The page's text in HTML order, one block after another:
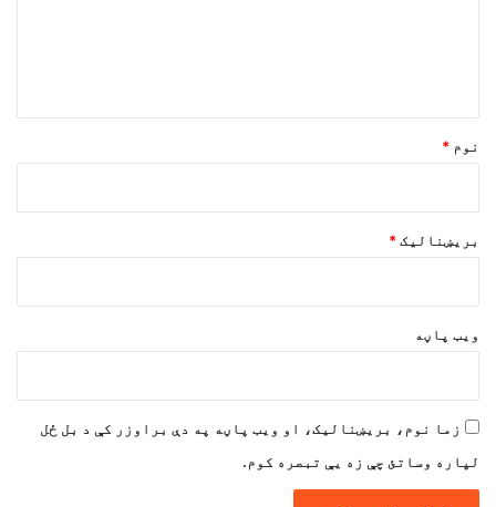
نوم *
بریښنالیک *
ویب پاڼه
زما نوم، بریښنالیک، او ویب پاڼه په دې براوزر کې د بل ځل
لپاره وساتئ چې زه یې تبصره کوم.